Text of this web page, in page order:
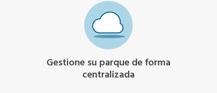
Gestione su parque de forma
centralizada